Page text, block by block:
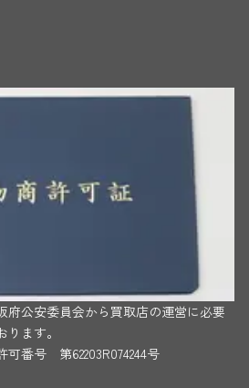
府公安委員会から買取店の運営に必要
ます。
可番号 第62203R074244号